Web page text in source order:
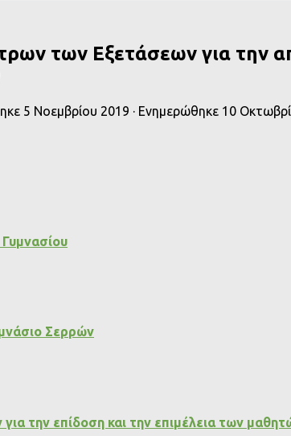
των Εξετάσεων για την
5 Νοεμβρίου 2019 · Ενημερώθηκε 10
Σερρών
την επίδοση και την επιμέλεια των